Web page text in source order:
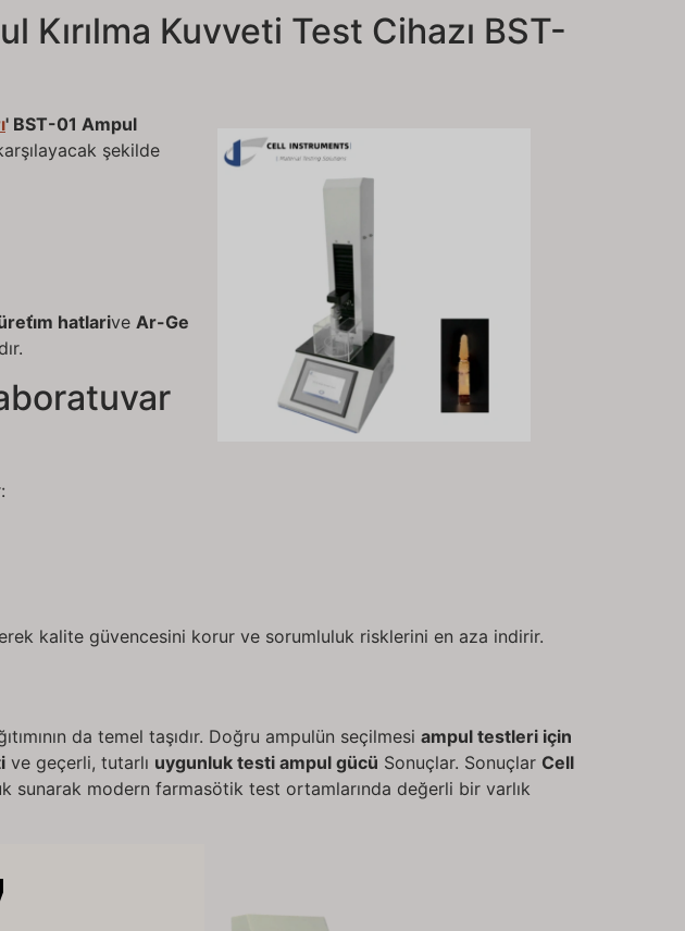
Kuvveti Test Cihazı BST-
' BST-01 Ampul
şekilde
hatlarive Ar-Ge
kalite güvencesini korur ve sorumluluk risklerini en aza indirir.
da temel taşıdır. Doğru ampulün seçilmesi ampul testleri için
ve geçerli, tutarlı uygunluk testi ampul gücü Sonuçlar. Sonuçlar Cell
sunarak modern farmasötik test ortamlarında değerli bir varlık